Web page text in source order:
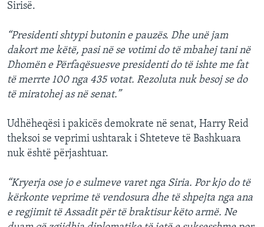
Sirisë.
“Presidenti shtypi butonin e pauzës. Dhe unë jam
dakort me këtë, pasi në se votimi do të mbahej tani në
Dhomën e Përfaqësuesve presidenti do të ishte me fat
të merrte 100 nga 435 votat. Rezoluta nuk besoj se do
të miratohej as në senat.”
Udhëheqësi i pakicës demokrate në senat, Harry Reid
theksoi se veprimi ushtarak i Shteteve të Bashkuara
nuk është përjashtuar.
“Kryerja ose jo e sulmeve varet nga Siria. Por kjo do të
kërkonte veprime të vendosura dhe të shpejta nga ana
e regjimit të Assadit për të braktisur këto armë. Ne